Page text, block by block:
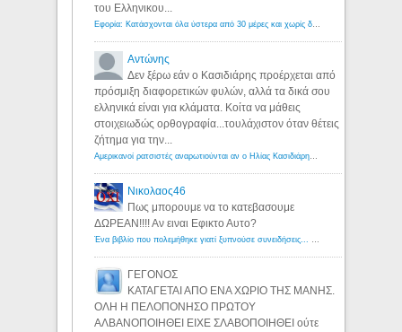
του Ελληνικου...
Εφορία: Κατάσχονται όλα ύστερα από 30 μέρες και χωρίς δικαστικές αποφάσεις - Λόγιος Ερμής
Αντώνης
Δεν ξέρω εάν ο Κασιδιάρης προέρχεται από
πρόσμιξη διαφορετικών φυλών, αλλά τα δικά σου
ελληνικά είναι για κλάματα. Κοίτα να μάθεις
στοιχειωδώς ορθογραφία...τουλάχιστον όταν θέτεις
ζήτημα για την...
Αμερικανοί ρατσιστές αναρωτιούνται αν ο Ηλίας Κασιδιάρης ανήκει στη λευκή φυλή... - Λόγιος Ερμής
Νικολαος46
Πως μπορουμε να το κατεβασουμε
ΔΩΡΕΑΝ!!!! Αν ειναι Εφικτο Αυτο?
Ένα βιβλίο που πολεμήθηκε γιατί ξυπνούσε συνειδήσεις... - Λόγιος Ερμής | Η γνώση ξεκινάει με την αναζήτηση...
ΓΕΓΟΝΟΣ
ΚΑΤΑΓΕΤΑΙ ΑΠΟ ΕΝΑ ΧΩΡΙΟ ΤΗΣ ΜΑΝΗΣ.
ΟΛΗ Η ΠΕΛΟΠΟΝΗΣΟ ΠΡΩΤΟΥ
ΑΛΒΑΝΟΠΟΙΗΘΕΙ ΕΙΧΕ ΣΛΑΒΟΠΟΙΗΘΕΙ ούτε